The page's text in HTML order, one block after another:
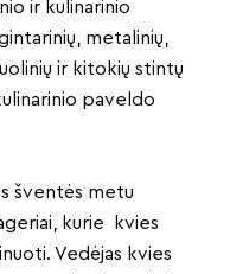
ir kulinarinio
metalinių,
ir kitokių stintų
paveldo
šventės metu
kurie kvies
Vedėjas kvies